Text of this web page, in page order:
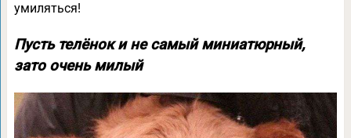
умиляться!
Пусть телёнок и не самый миниатюрный,
зато очень милый